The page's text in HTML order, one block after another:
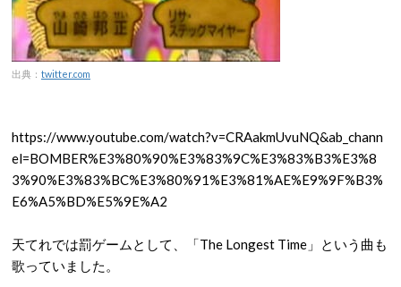
出典： twitter.com
https://www.youtube.com/watch?v=CRAakmUvuNQ&ab_chann
el=BOMBER%E3%80%90%E3%83%9C%E3%83%B3%E3%8
3%90%E3%83%BC%E3%80%91%E3%81%AE%E9%9F%B3%
E6%A5%BD%E5%9E%A2
天てれでは罰ゲームとして、「The Longest Time」という曲も
歌っていました。